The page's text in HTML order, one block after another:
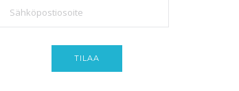
Sähköpostiosoite
TILAA